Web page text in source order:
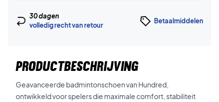
30 dagen
volledig recht van retour
Betaalmiddelen
PRODUCTBESCHRIJVING
Geavanceerde badmintonschoen van Hundred,
ontwikkeld voor spelers die maximale comfort, stabiliteit